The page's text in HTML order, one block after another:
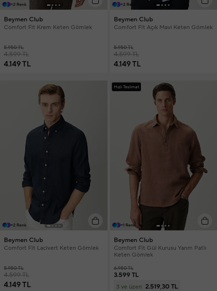
+2 Renk
Beymen Club
Comfort Fit Krem Keten Gömlek
5.950 TL
4.599 TL
4.149 TL
+2 Renk
Beymen Club
Comfort Fit Açık Mavi Keten Gömlek
5.950 TL
4.599 TL
4.149 TL
+2 Renk
Beymen Club
Comfort Fit Lacivert Keten Gömlek
5.950 TL
4.599 TL
4.149 TL
Hızlı Teslimat
+1 Renk
Beymen Club
Comfort Fit Gül Kurusu Yarım Patlı
Keten Gömlek
6.950 TL
3.599 TL
3 ve üzeri 2.519,30 TL